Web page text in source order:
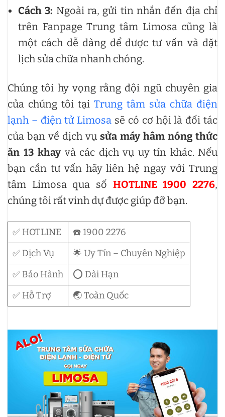
Cách 3: Ngoài ra, gửi tin nhắn đến địa chỉ
trên Fanpage Trung tâm Limosa cũng là
một cách dễ dàng để được tư vấn và đặt
lịch sửa chữa nhanh chóng.
Chúng tôi hy vọng rằng đội ngũ chuyên gia
của chúng tôi tại Trung tâm sửa chữa điện
lạnh – điện tử Limosa sẽ có cơ hội là đối tác
của bạn về dịch vụ sửa máy hâm nóng thức
ăn 13 khayvà các dịch vụ uy tín khác. Nếu
bạn cần tư vấn hãy liên hệ ngay với Trung
tâm Limosa qua số HOTLINE 1900 2276,
chúng tôi rất vinh dự được giúp đỡ bạn.
✅ HOTLINE
☎️ 1900 2276
✅ Dịch Vụ
🌟 Uy Tín – Chuyên Nghiệp
✅ Bảo Hành
⭕ Dài Hạn
✅ Hỗ Trợ
🌏 Toàn Quốc